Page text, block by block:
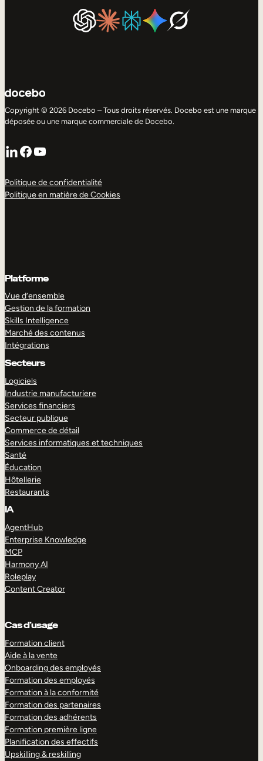
Copyright © 2026 Docebo – Tous droits réservés. Docebo est une marque
déposée ou une marque commerciale de Docebo.
LinkedIn
Facebook
YouTube
Politique de confidentialité
Politique en matière de Cookies
Platforme
Vue d’ensemble
Gestion de la formation
Skills Intelligence
Marché des contenus
Intégrations
Secteurs
Logiciels
Industrie manufacturiere
Services financiers
Secteur publique
Commerce de détail
Services informatiques et techniques
Santé
Éducation
Hôtellerie
Restaurants
IA
AgentHub
Enterprise Knowledge
MCP
Harmony AI
Roleplay
Content Creator
Cas d’usage
Formation client
Aide à la vente
Onboarding des employés
Formation des employés
Formation à la conformité
Formation des partenaires
Formation des adhérents
Formation première ligne
Planification des effectifs
Upskilling & reskilling